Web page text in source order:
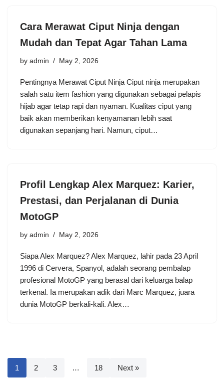
Cara Merawat Ciput Ninja dengan
Mudah dan Tepat Agar Tahan Lama
by admin May 2, 2026
Pentingnya Merawat Ciput Ninja Ciput ninja merupakan
salah satu item fashion yang digunakan sebagai pelapis
hijab agar tetap rapi dan nyaman. Kualitas ciput yang
baik akan memberikan kenyamanan lebih saat
digunakan sepanjang hari. Namun, ciput…
Profil Lengkap Alex Marquez: Karier,
Prestasi, dan Perjalanan di Dunia
MotoGP
by admin May 2, 2026
Siapa Alex Marquez? Alex Marquez, lahir pada 23 April
1996 di Cervera, Spanyol, adalah seorang pembalap
profesional MotoGP yang berasal dari keluarga balap
terkenal. Ia merupakan adik dari Marc Marquez, juara
dunia MotoGP berkali-kali. Alex…
1 2 3 … 18 Next »